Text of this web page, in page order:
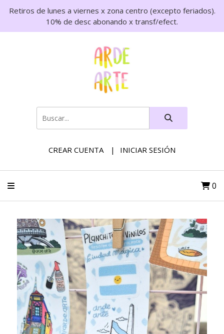
Retiros de lunes a viernes x zona centro (excepto feriados).
10% de desc abonando x transf/efect.
CREAR CUENTA INICIAR SESIÓN
0